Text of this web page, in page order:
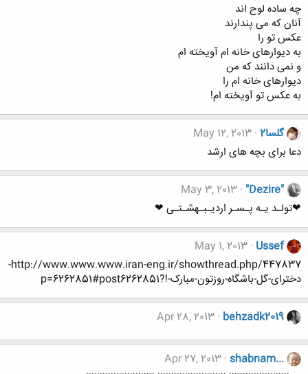
چه ساده لوح اند
آنان که می پندارند
عکس تو را
به ديوارهای خانه ام آويخته ام
و نمی دانند که من
ديوارهای خانه ام را
به عکس تو آويخته ام!
گلسا2
May 12, 2013
دعا برای بچه های ارشد
"Dezire"
May 3, 2013
❤تولـد یـه پـسـر اردیـبـهشـتـی ❤
Ussef
May 1, 2013
http://www.www.www.iran-eng.ir/showthread.php/447837-
دخترای-گل-باشگاه-روزتون-مبارک-!?p=6262851#post6262851
behzadk2019
Apr 28, 2013
shabnam...
Apr 27, 2013